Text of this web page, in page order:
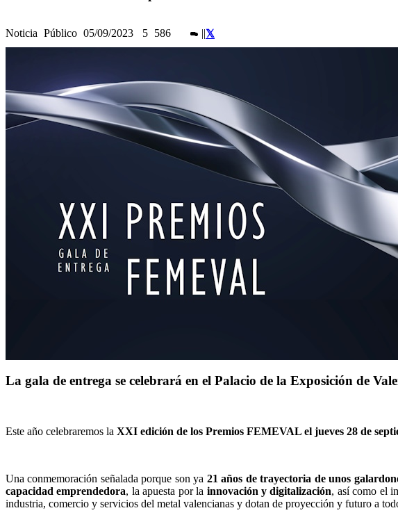
Noticia Público 05/09/2023 5 586
La gala de entrega se celebrará en el Palacio de la Exposición de
Este año celebraremos la XXI edición de los Premios FEMEVAL el jueves 28 de
Una conmemoración señalada porque son ya 21 años de trayectoria de unos
capacidad emprendedora, la apuesta por la innovación y digitalización, así como el
industria, comercio y servicios del metal valencianas y dotan de proyección y futuro a